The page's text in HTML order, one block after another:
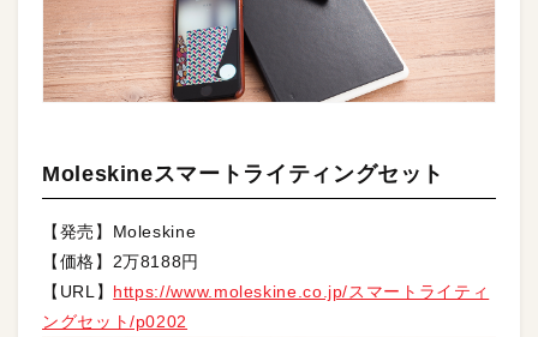
Moleskineスマートライティングセット
【発売】Moleskine
【価格】2万8188円
【URL】 https://www.moleskine.co.jp/スマートライティ
ングセット/p0202